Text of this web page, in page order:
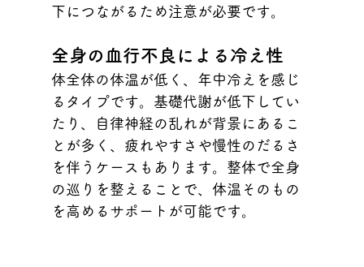
下につながるため注意が必要です。
全身の血行不良による冷え性
体全体の体温が低く、年中冷えを感じ
るタイプです。基礎代謝が低下してい
たり、自律神経の乱れが背景にあるこ
とが多く、疲れやすさや慢性のだるさ
を伴うケースもあります。整体で全身
の巡りを整えることで、体温そのもの
を高めるサポートが可能です。